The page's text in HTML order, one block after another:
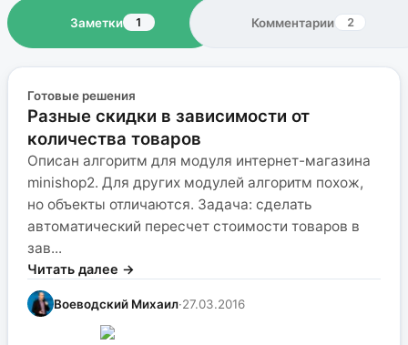
Заметки 1 Комментарии 2
Готовые решения
Разные скидки в зависимости от
количества товаров
Описан алгоритм для модуля интернет-магазина
minishop2. Для других модулей алгоритм похож,
но объекты отличаются. Задача: сделать
автоматический пересчет стоимости товаров в
зав...
Читать далее →
Воеводский Михаил·27.03.2016